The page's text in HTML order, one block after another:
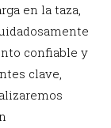
en la taza,
confiable y
clave,